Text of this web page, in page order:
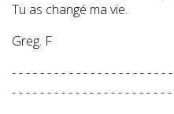
Tu as changé ma vie.
Greg. F
- - - - - - - - - - - - - - - - - - - - - -
- - - - - - - - - - - - - - - - - - - - - -